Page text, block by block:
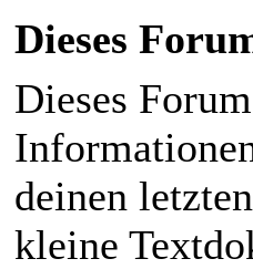
Dieses
Dieses
deinen
kleine